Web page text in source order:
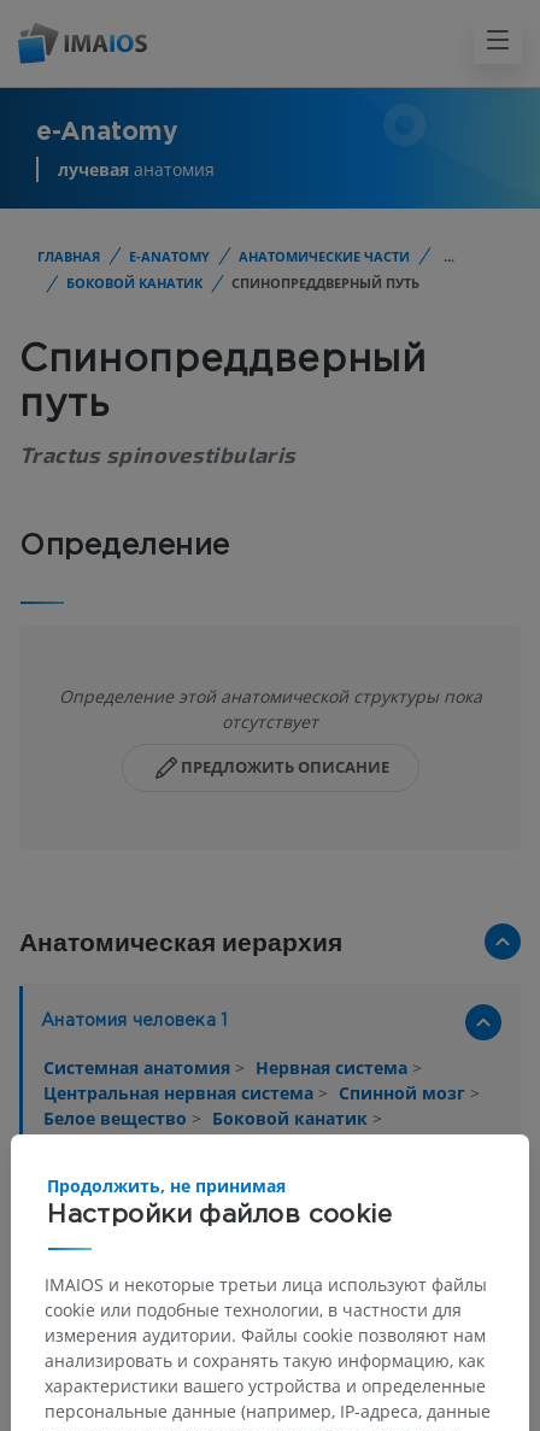
e-Anatomy
лучевая анатомия
ГЛАВНАЯ E-ANATOMY АНАТОМИЧЕСКИЕ ЧАСТИ
...
БОКОВОЙ КАНАТИК
СПИНОПРЕДДВЕРНЫЙ ПУТЬ
Спинопреддверный
путь
Tractus spinovestibularis
Определение
Определение этой анатомической структуры пока
отсутствует
ПРЕДЛОЖИТЬ ОПИСАНИЕ
Анатомическая иерархия
Анатомия человека 1
Системная анатомия > Нервная система >
Центральная нервная система > Спинной мозг >
Белое вещество > Боковой канатик >
Основные структуры:Нет анатомических терминов,
относящихся к этой части тела
Нейроанатомия человека
Переводы
Настройки файлов cookie
Продолжить, не принимая
IMAIOS и некоторые третьи лица используют файлы
cookie или подобные технологии, в частности для
измерения аудитории. Файлы cookie позволяют нам
анализировать и сохранять такую информацию, как
характеристики вашего устройства и определенные
персональные данные (например, IP-адреса, данные